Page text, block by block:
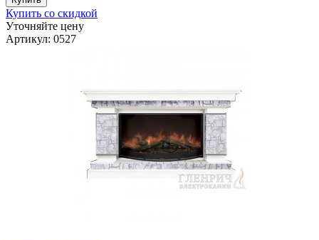
Купить со скидкой
Уточняйте цену
Артикул: 0527